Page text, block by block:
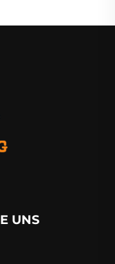
UNS